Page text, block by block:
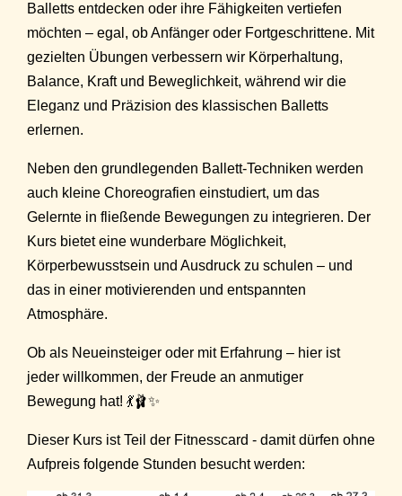
Balletts entdecken oder ihre Fähigkeiten vertiefen
möchten – egal, ob Anfänger oder Fortgeschrittene. Mit
gezielten Übungen verbessern wir Körperhaltung,
Balance, Kraft und Beweglichkeit, während wir die
Eleganz und Präzision des klassischen Balletts
erlernen.
Neben den grundlegenden Ballett-Techniken werden
auch kleine Choreografien einstudiert, um das
Gelernte in fließende Bewegungen zu integrieren. Der
Kurs bietet eine wunderbare Möglichkeit,
Körperbewusstsein und Ausdruck zu schulen – und
das in einer motivierenden und entspannten
Atmosphäre.
Ob als Neueinsteiger oder mit Erfahrung – hier ist
jeder willkommen, der Freude an anmutiger
Bewegung hat! 💃🩰✨
Dieser Kurs ist Teil der Fitnesscard - damit dürfen ohne
Aufpreis folgende Stunden besucht werden: